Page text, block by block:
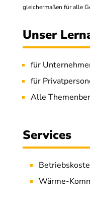
gleichermaßen für alle
Unser
für
für
Alle
Services
Wärme-